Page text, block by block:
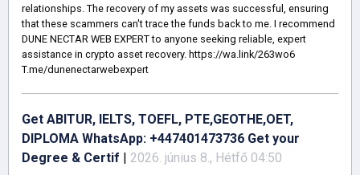
relationships. The recovery of my assets was successful, ensuring
that these scammers can't trace the funds back to me. I recommend
DUNE NECTAR WEB EXPERT to anyone seeking reliable, expert
assistance in crypto asset recovery. https://wa.link/263wo6
T.me/dunenectarwebexpert
Get ABITUR, IELTS, TOEFL, PTE,GEOTHE,OET,
DIPLOMA WhatsApp: +447401473736 Get your
Degree & Certif | 2026. június 8., Hétfő 04:50